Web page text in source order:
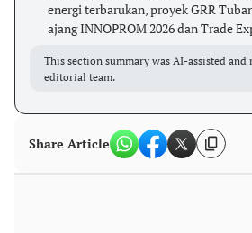
energi terbarukan, proyek GRR
ajang INNOPROM 2026 dan Trade
This section summary was AI-assisted
editorial team.
Share Article